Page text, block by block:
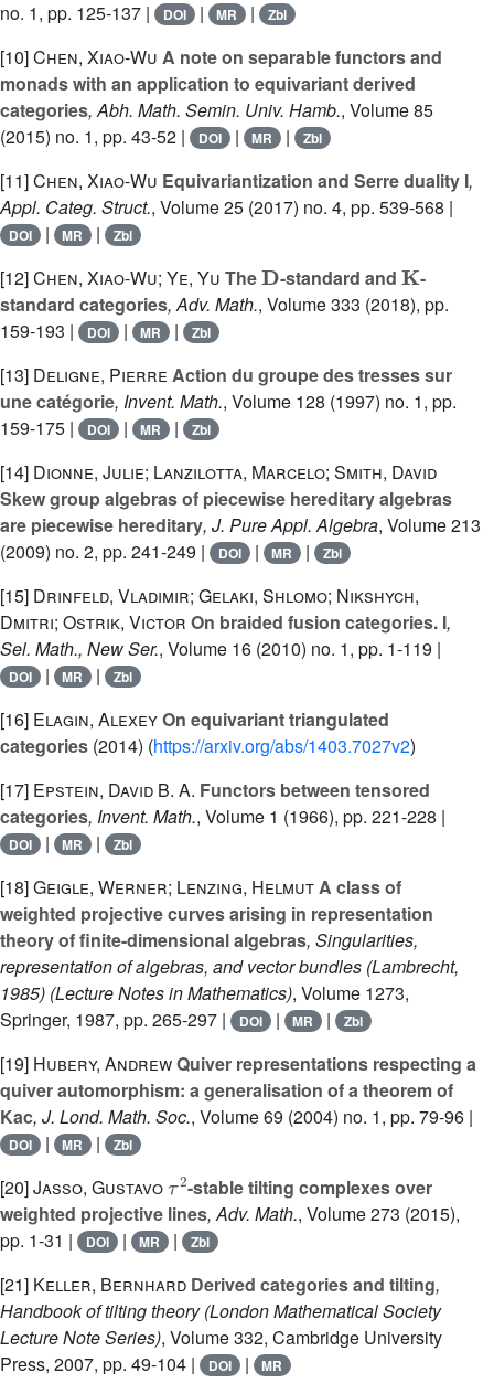
no. 1, pp. 125-137 | DOI | MR | Zbl
[10]Chen, Xiao-Wu A note on separable functors and
monads with an application to equivariant derived
categories, Abh. Math. Semin. Univ. Hamb., Volume 85
(2015) no. 1, pp. 43-52 |
DOI | MR | Zbl
[11]Chen, Xiao-Wu Equivariantization and Serre duality I,
Appl. Categ. Struct., Volume 25 (2017) no. 4, pp. 539-568 |
DOI | MR | Zbl
[12]Chen, Xiao-Wu; Ye, Yu The -standard and
-
standard categories, Adv. Math., Volume 333 (2018), pp.
159-193 |
DOI | MR | Zbl
[13] Deligne, Pierre Action du groupe des tresses sur
une catégorie, Invent. Math., Volume 128 (1997) no. 1, pp.
159-175 |
DOI | MR | Zbl
[14] Dionne, Julie; Lanzilotta, Marcelo; Smith, David
Skew group algebras of piecewise hereditary algebras
are piecewise hereditary, J. Pure Appl. Algebra, Volume 213
(2009) no. 2, pp. 241-249 |
DOI | MR | Zbl
[15] Drinfeld, Vladimir; Gelaki, Shlomo; Nikshych,
Dmitri; Ostrik, Victor On braided fusion categories. I,
Sel. Math., New Ser., Volume 16 (2010) no. 1, pp. 1-119 |
DOI | MR | Zbl
[16] Elagin, AlexeyOn equivariant triangulated
categories (2014) (https://arxiv.org/abs/1403.7027v2)
[17] Epstein, David B. A. Functors between tensored
categories, Invent. Math., Volume 1 (1966), pp. 221-228 |
DOI | MR | Zbl
[18]Geigle, Werner; Lenzing, HelmutA class of
weighted projective curves arising in representation
theory of finite-dimensional algebras, Singularities,
representation of algebras, and vector bundles (Lambrecht,
1985) (Lecture Notes in Mathematics), Volume 1273,
Springer, 1987, pp. 265-297 |
DOI | MR | Zbl
[19] Hubery, AndrewQuiver representations respecting a
quiver automorphism: a generalisation of a theorem of
Kac, J. Lond. Math. Soc., Volume 69 (2004) no. 1, pp. 79-96 |
DOI | MR | Zbl
[20]Jasso, Gustavo
2
-stable tilting complexes over
weighted projective lines, Adv. Math., Volume 273 (2015),
pp. 1-31 |
DOI | MR | Zbl
[21] Keller, Bernhard Derived categories and tilting,
Handbook of tilting theory(London Mathematical Society
Lecture Note Series), Volume 332, Cambridge University
Press, 2007, pp. 49-104 |
DOI | MR